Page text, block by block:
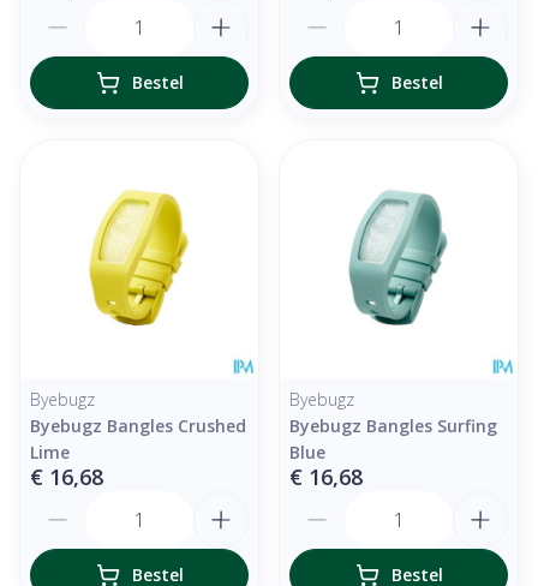
Bestel Bestel
Byebugz
Byebugz Bangles Crushed
Lime
€ 16,68
Bestel
Byebugz
Byebugz Bangles Surfing
Blue
€ 16,68
Bestel